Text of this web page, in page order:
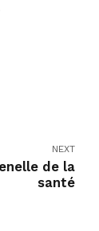
NEXT
de la
santé